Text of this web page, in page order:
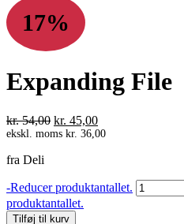
17%
Expanding File
kr.54,00 Den
oprindelige
kr. 45,00Den
aktuelle
ekskl. moms kr. 36,00
fra Deli
-Reducer produktantallet. Expanding
File
produktantallet.
Tilføj til kurv